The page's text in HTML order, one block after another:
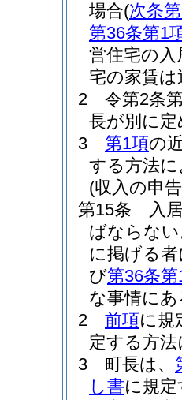
場合(次条
第36条第1
営住宅の
宅の家賃
2
令第2条
長が別に
3
第1項の
する方法
(収入の申
第15条
入
ばならな
に掲げる
び第36条第
な事情に
2
前項に規
定する方
3
町長は、
し書に規